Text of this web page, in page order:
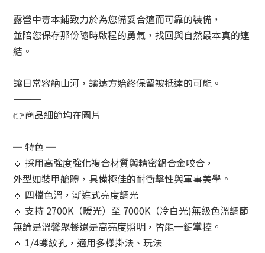
露營中毒本鋪致力於為您備妥合適而可靠的裝備，
並陪您保存那份隨時啟程的勇氣，找回與自然最本真的連
結。
讓日常容納山河，讓遠方始終保留被抵達的可能。
――――――――――――――――――――――――――
👉商品細節均在圖片
═ 特色 ═
🔸 採用高強度強化複合材質與精密鋁合金咬合，
外型如裝甲艙體，具備極佳的耐衝擊性與軍事美學。
🔸 四檔色溫，漸進式亮度調光
🔸 支持 2700K（暖光）至 7000K（冷白光)無級色溫調節
無論是溫馨聚餐還是高亮度照明，皆能一鍵掌控。
🔸 1/4螺紋孔，適用多樣掛法、玩法